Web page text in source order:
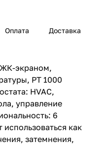
Оплата Доставка
экраном,
PT 1000
HVAC,
управление
6
как
затемнения,